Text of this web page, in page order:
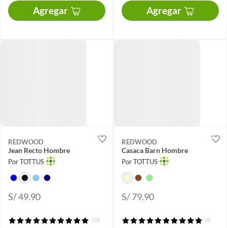
Agregar Agregar
REDWOOD
Jean Recto Hombre
Por TOTTUS
S/ 49.90
(13)
REDWOOD
Casaca Barn Hombre
Por TOTTUS
S/ 79.90
(6)